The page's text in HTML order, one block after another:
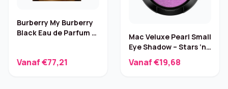
Burberry My Burberry
Black Eau de Parfum –
Vanaf €77,21
Mac Veluxe Pearl Small
Eye Shadow – Stars ‘n’
Vanaf €19,68